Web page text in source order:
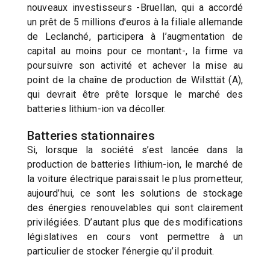
nouveaux investisseurs -Bruellan, qui a accordé
un prêt de 5 millions d’euros à la filiale allemande
de Leclanché, participera à l’augmentation de
capital au moins pour ce montant-, la firme va
poursuivre son activité et achever la mise au
point de la chaîne de production de Wilsttät (A),
qui devrait être prête lorsque le marché des
batteries lithium-ion va décoller.
Batteries stationnaires
Si, lorsque la société s’est lancée dans la
production de batteries lithium-ion, le marché de
la voiture électrique paraissait le plus prometteur,
aujourd’hui, ce sont les solutions de stockage
des énergies renouvelables qui sont clairement
privilégiées. D’autant plus que des modifications
législatives en cours vont permettre à un
particulier de stocker l’énergie qu’il produit.